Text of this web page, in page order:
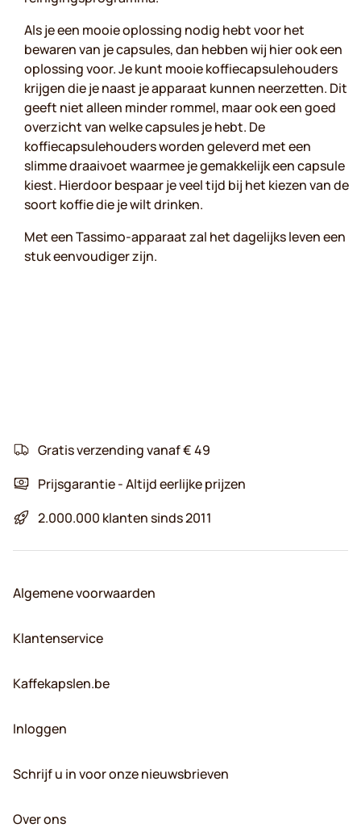
Als je een mooie oplossing nodig hebt voor het
bewaren van je capsules, dan hebben wij hier ook een
oplossing voor. Je kunt mooie koffiecapsulehouders
krijgen die je naast je apparaat kunnen neerzetten. Dit
geeft niet alleen minder rommel, maar ook een goed
overzicht van welke capsules je hebt. De
koffiecapsulehouders worden geleverd met een
slimme draaivoet waarmee je gemakkelijk een capsule
kiest. Hierdoor bespaar je veel tijd bij het kiezen van de
soort koffie die je wilt drinken.
Met een Tassimo-apparaat zal het dagelijks leven een
stuk eenvoudiger zijn.
Gratis verzending vanaf € 49
Prijsgarantie - Altijd eerlijke prijzen
2.000.000 klanten sinds 2011
Algemene voorwaarden
Klantenservice
Kaffekapslen.be
Inloggen
Schrijf u in voor onze nieuwsbrieven
Over ons